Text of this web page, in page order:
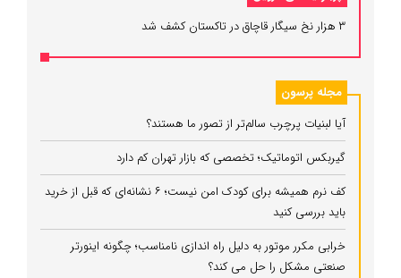
۳ هزار نخ سیگار قاچاق در تاکستان کشف شد
مجله پرسون
آیا لبنیات پرچرب سالم‌تر از تصور ما هستند؟
گیربکس اتوماتیک؛ تخصصی که بازار تهران کم دارد
کف نرم همیشه برای کودک امن نیست؛ ۶ نشانه‌ای که قبل از خرید
باید بررسی کنید
خرابی مکرر موتور به دلیل راه‌ اندازی نامناسب؛ چگونه اینورتر
صنعتی مشکل را حل می‌ کند؟